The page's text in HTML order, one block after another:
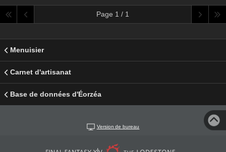
Page 1 / 1
Menuisier
Carnet d'artisanat
Base de données d'Éorzéa
Version de bureau